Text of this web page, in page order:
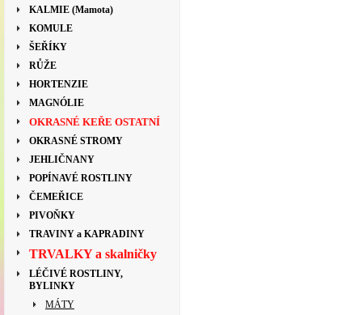
KALMIE (Mamota)
KOMULE
ŠEŘÍKY
RŮŽE
HORTENZIE
MAGNÓLIE
OKRASNÉ KEŘE OSTATNÍ
OKRASNÉ STROMY
JEHLIČNANY
POPÍNAVÉ ROSTLINY
ČEMEŘICE
PIVOŇKY
TRAVINY a KAPRADINY
TRVALKY a skalničky
LÉČIVÉ ROSTLINY,
BYLINKY
MÁTY